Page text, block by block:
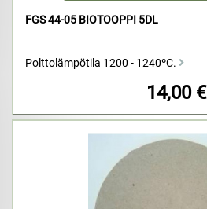
FGS 44-05 BIOTOOPPI 5DL
Polttolämpötila 1200 - 1240ºC.
14,00 €